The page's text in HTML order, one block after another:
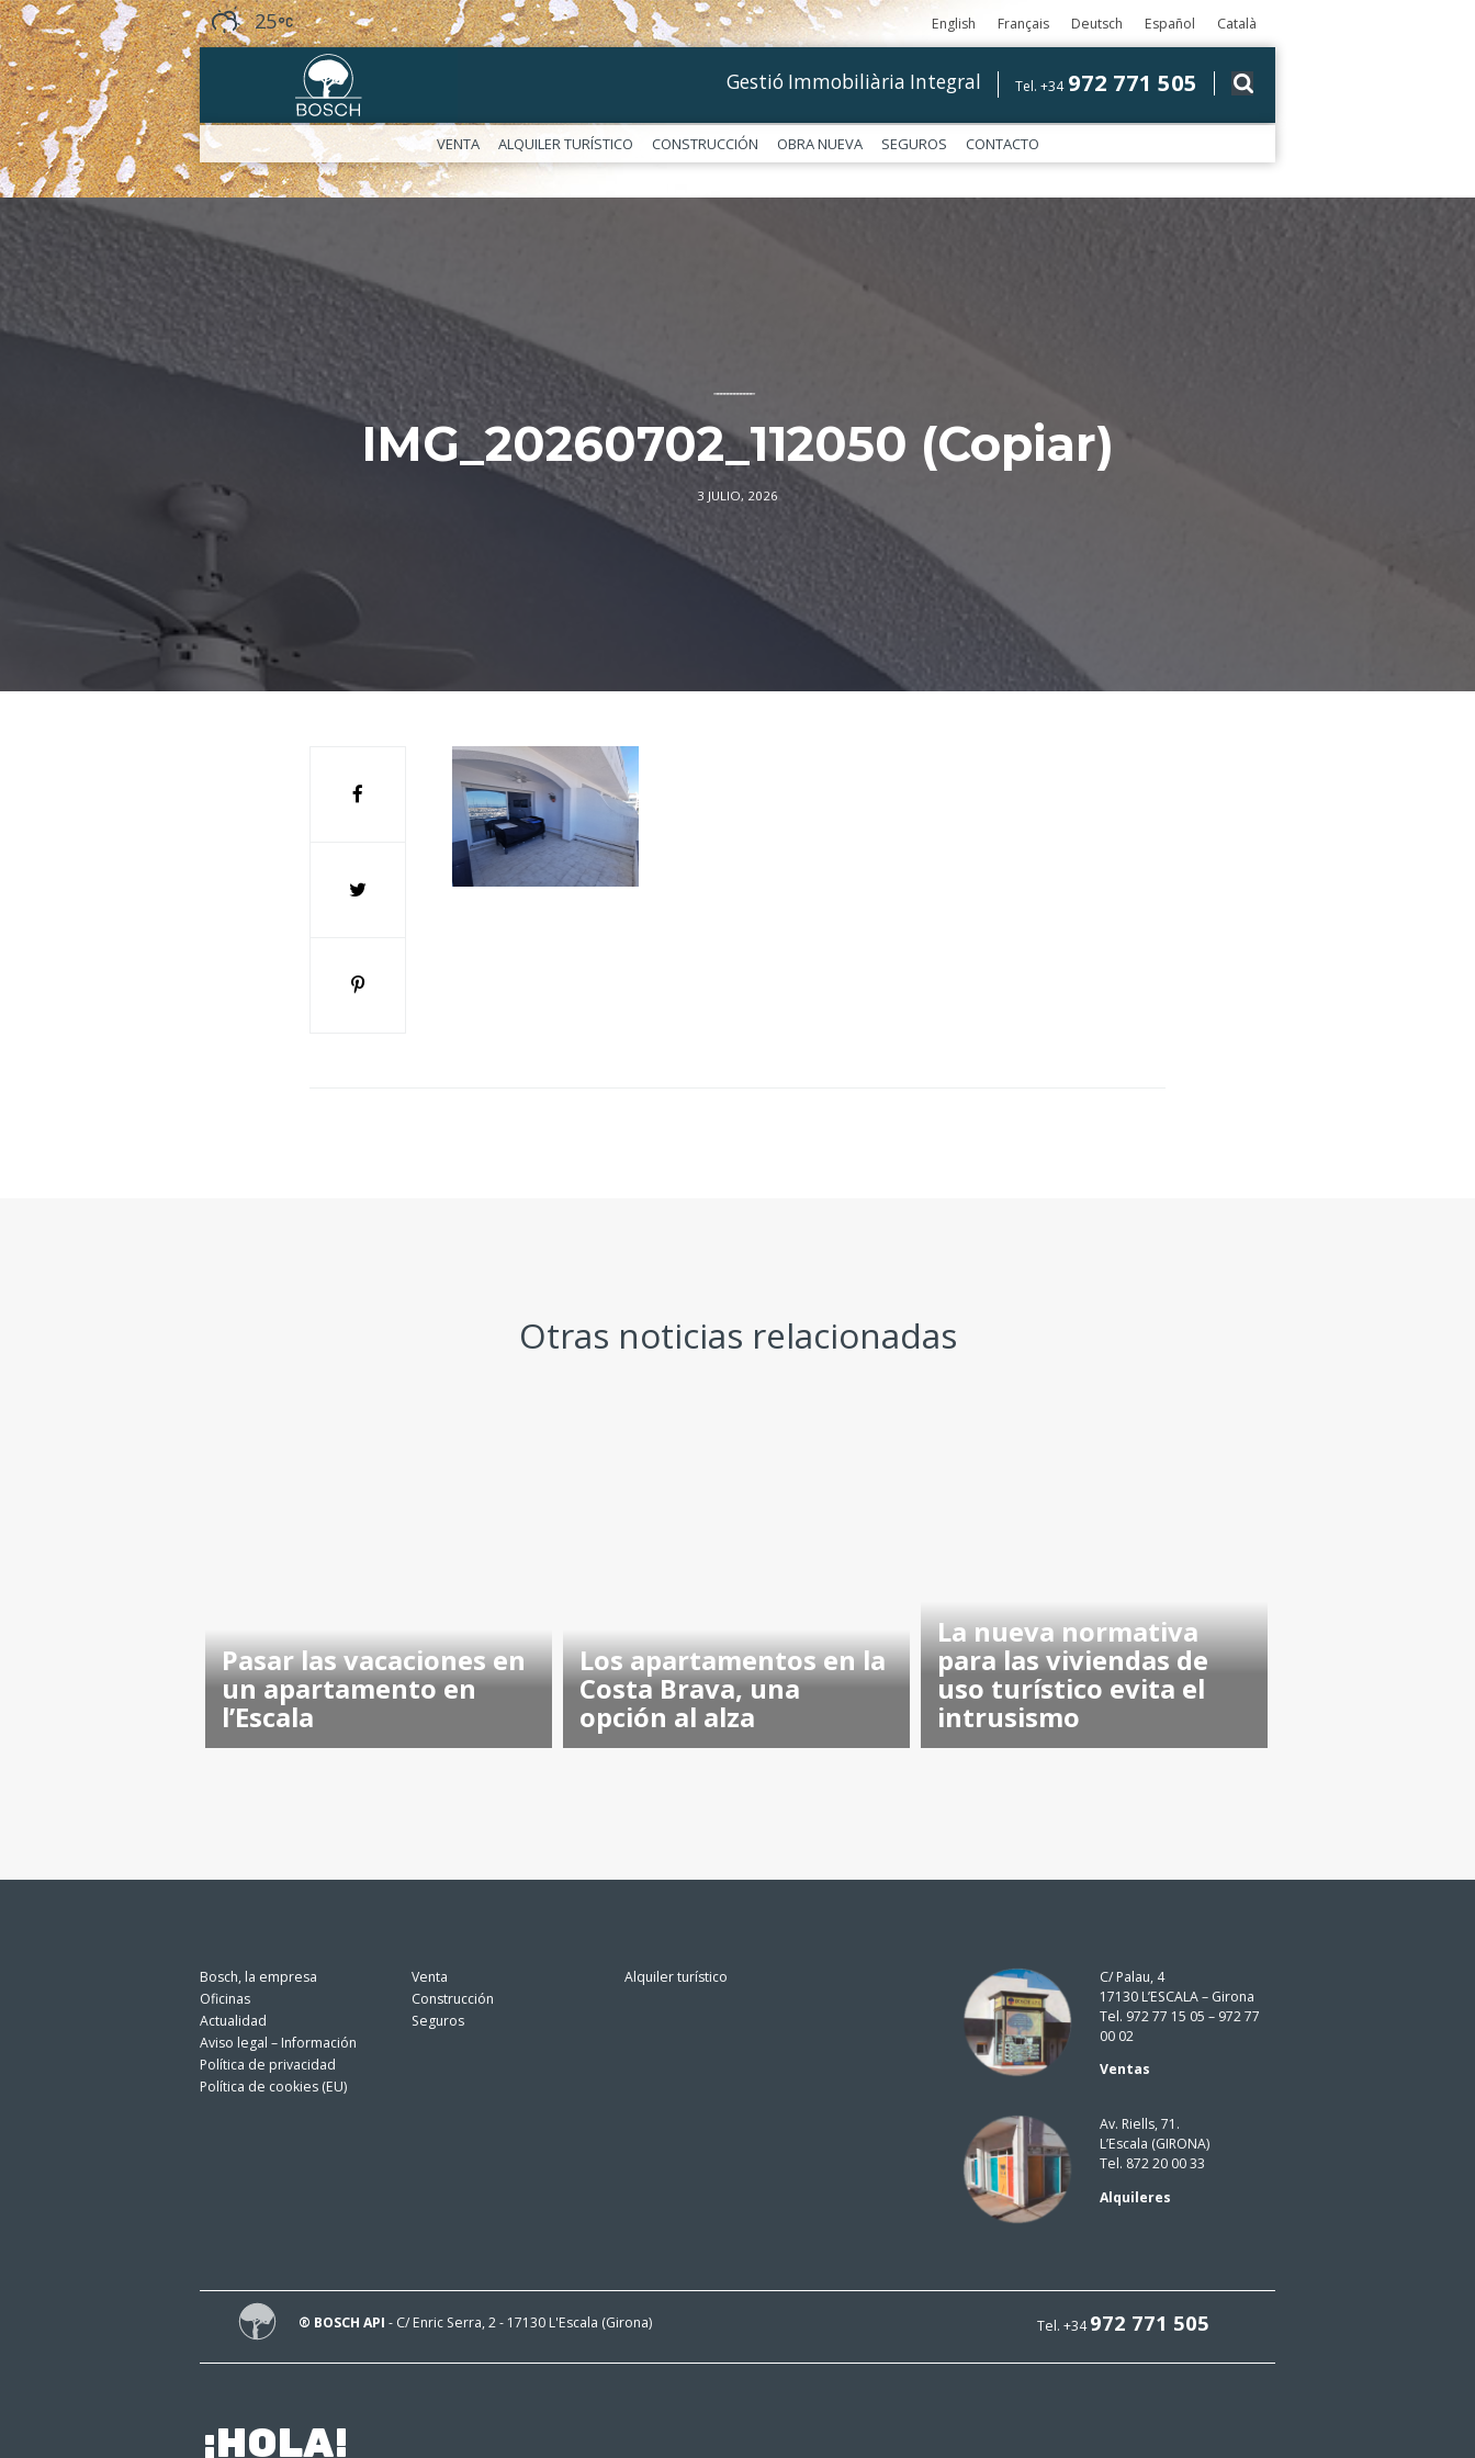
25 English Français Deutsch Español Català
Tel. +34 972 771 505
Gestió Immobiliària Integral
VENTA ALQUILER TURÍSTICO CONSTRUCCIÓN OBRA NUEVA SEGUROS CONTACTO
––––––––––––
IMG_20260702_112050 (Copiar)
3 JULIO, 2026
Otras noticias relacionadas
Pasar las vacaciones en
un apartamento en
l’Escala
Los apartamentos en la
Costa Brava, una
opción al alza
La nueva normativa
para las viviendas de
uso turístico evita el
intrusismo
Bosch, la empresa
Oficinas
Actualidad
Aviso legal – Información
Política de privacidad
Política de cookies (EU)
Venta
Construcción
Seguros
Alquiler turístico
C/ Palau, 4
17130 L’ESCALA – Girona
Tel. 972 77 15 05 – 972 77
00 02
Ventas
Av. Riells, 71.
L’Escala (GIRONA)
Tel. 872 20 00 33
Alquileres
Tel. +34972 771 505
® BOSCH API - C/ Enric Serra, 2 - 17130 L'Escala (Girona)
¡HOLA!